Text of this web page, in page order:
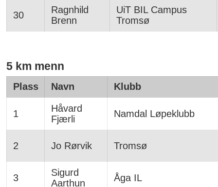
30
Ragnhild
Brenn
UiT BIL Campus
Tromsø
5 km menn
Plass Navn Klubb
1
Håvard
Fjærli
Namdal Løpeklubb
2 Jo Rørvik Tromsø
3
Sigurd
Aarthun
Åga IL